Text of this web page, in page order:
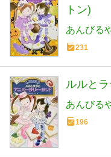
トン)
あんびる
231
ルルと
あんびる
196